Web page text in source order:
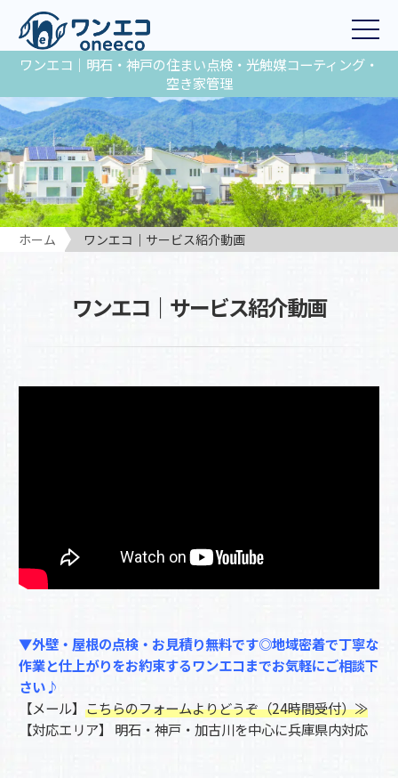
ワンエコ｜明石・神戸の住まい点検・光触媒コーティング・
空き家管理
ホーム ワンエコ｜サービス紹介動画
ワンエコ｜サービス紹介動画
▼外壁・屋根の点検・お見積り無料です◎地域密着で丁寧な
作業と仕上がりをお約束するワンエコまでお気軽にご相談下
さい♪
【メール】 こちらのフォームよりどうぞ（24時間受付）≫
【対応エリア】 明石・神戸・加古川を中心に兵庫県内対応